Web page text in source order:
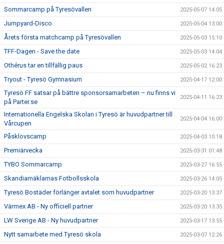
Sommarcamp på Tyresövallen 2025-05-07 14:05
Jumpyard-Disco 2025-05-04 13:00
Årets första matchcamp på Tyresövallen 2025-05-03 15:10
TFF-Dagen - Save the date 2025-05-03 14:04
Othérus tar en tillfällig paus 2025-05-02 16:23
Tryout - Tyresö Gymnasium 2025-04-17 12:00
Tyresö FF satsar på bättre sponsorsamarbeten – nu finns vi
på Parter.se
2025-04-11 16:23
Internationella Engelska Skolan i Tyresö är huvudpartner till
Vårcupen
2025-04-04 16:00
Påsklovscamp 2025-04-03 10:18
Premiärvecka 2025-03-31 01:48
TYBO Sommarcamp 2025-03-27 16:55
Skandiamäklarnas Fotbollsskola 2025-03-26 14:05
Tyresö Bostäder förlänger avtalet som huvudpartner 2025-03-20 13:37
Värmex AB - Ny officiell partner 2025-03-20 13:35
LW Sverige AB - Ny huvudpartner 2025-03-17 13:55
Nytt samarbete med Tyresö skola 2025-03-07 12:26